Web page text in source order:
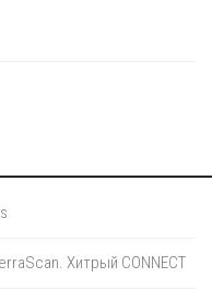
Хитрый CONNECT